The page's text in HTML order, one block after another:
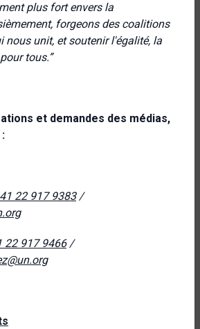
plus fort envers la
forgeons des coalitions
nous unit, et soutenir l'égalité, la
tous.”
et demandes des médias,
22 917 9383/
22 917 9466/